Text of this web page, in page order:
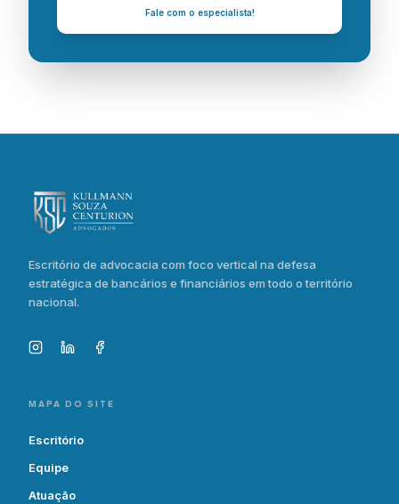
Fale com o especialista!
Escritório de advocacia com foco vertical na defesa
estratégica de bancários e financiários em todo o território
nacional.
MAPA DO SITE
Escritório
Equipe
Atuação